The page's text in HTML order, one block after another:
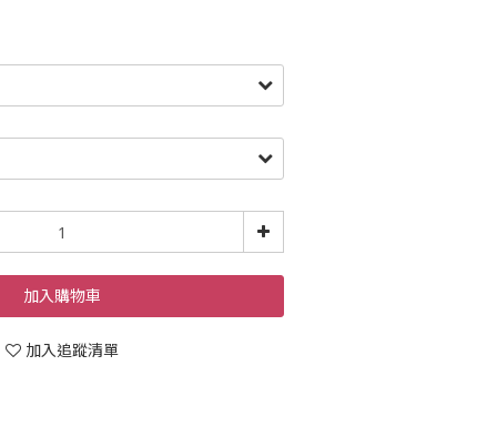
加入購物車
加入追蹤清單